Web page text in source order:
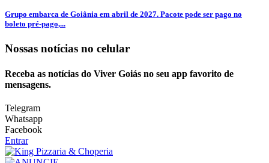
Grupo embarca de Goiânia em abril de 2027. Pacote pode ser pago no
boleto pré-pago,...
Nossas notícias no celular
Receba as notícias do Viver Goiás no seu app favorito de
mensagens.
Telegram
Whatsapp
Facebook
Entrar